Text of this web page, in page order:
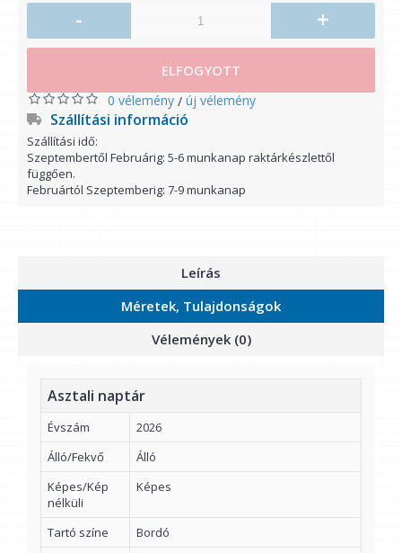
- +
ELFOGYOTT
0 vélemény / új vélemény
Szállítási információ
Szállítási idő:
Szeptembertől Februárig: 5-6 munkanap raktárkészlettől
függően.
Februártól Szeptemberig: 7-9 munkanap
Leírás
Méretek, Tulajdonságok
Vélemények (0)
Asztali naptár
Évszám
2026
Álló/Fekvő
Álló
Képes/Kép
nélküli
Képes
Tartó színe
Bordó